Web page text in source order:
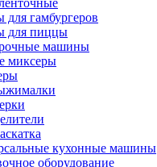
для гамбургеров
для пиццы
машины
миксеры
кухонные машины
оборудование